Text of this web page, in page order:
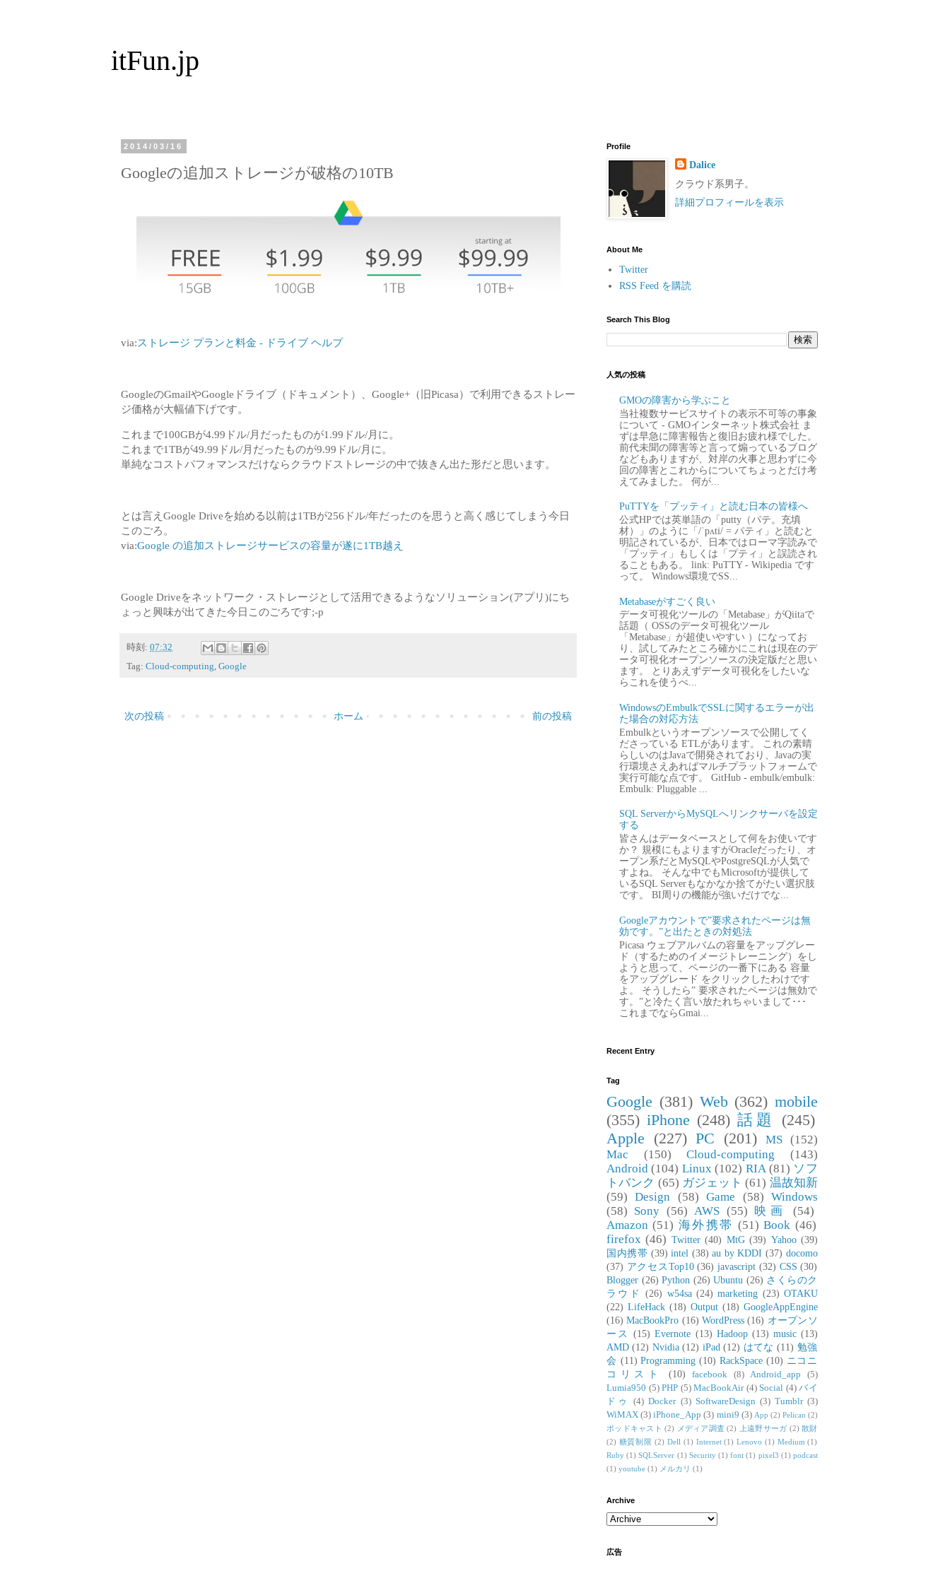
itFun.jp
2014/03/16
Googleの追加ストレージが破格の10TB
via:ストレージ プランと料金 - ドライブ ヘルプ
GoogleのGmailやGoogleドライブ（ドキュメント）、Google+（旧Picasa）で利用できるストレー
ジ価格が大幅値下げです。
これまで100GBが4.99ドル/月だったものが1.99ドル/月に。
これまで1TBが49.99ドル/月だったものが9.99ドル/月に。
単純なコストパフォマンスだけならクラウドストレージの中で抜きん出た形だと思います。
とは言えGoogle Driveを始める以前は1TBが256ドル/年だったのを思うと高く感じてしまう今日
このごろ。
via:Google の追加ストレージサービスの容量が遂に1TB越え
Google Driveをネットワーク・ストレージとして活用できるようなソリューション(アプリ)にち
ょっと興味が出てきた今日このごろです;-p
時刻: 07:32
Tag: Cloud-computing, Google
次の投稿 前の投稿
ホーム
Profile
Dalice
クラウド系男子。
詳細プロフィールを表示
About Me
Twitter
RSS Feed を購読
Search This Blog
人気の投稿
GMOの障害から学ぶこと
当社複数サービスサイトの表示不可等の事象
について - GMOインターネット株式会社 ま
ずは早急に障害報告と復旧お疲れ様でした。
前代未聞の障害等と言って煽っているブログ
などもありますが、対岸の火事と思わずに今
回の障害とこれからについてちょっとだけ考
えてみました。 何が...
PuTTYを「プッティ」と読む日本の皆様へ
公式HPでは英単語の「putty（パテ。充填
材）」のように「/ˈpʌti/ = パティ」と読むと
明記されているが、日本ではローマ字読みで
「プッティ」もしくは「プティ」と誤読され
ることもある。 link: PuTTY - Wikipedia です
って。 Windows環境でSS...
Metabaseがすごく良い
データ可視化ツールの「Metabase」がQiitaで
話題（ OSSのデータ可視化ツール
「Metabase」が超使いやすい ）になってお
り、試してみたところ確かにこれは現在のデ
ータ可視化オープンソースの決定版だと思い
ます。 とりあえずデータ可視化をしたいな
らこれを使うべ...
WindowsのEmbulkでSSLに関するエラーが出
た場合の対応方法
Embulkというオープンソースで公開してく
ださっている ETLがあります。 これの素晴
らしいのはJavaで開発されており、Javaの実
行環境さえあればマルチプラットフォームで
実行可能な点です。 GitHub - embulk/embulk:
Embulk: Pluggable ...
SQL ServerからMySQLへリンクサーバを設定
する
皆さんはデータベースとして何をお使いです
か？ 規模にもよりますがOracleだったり、オ
ープン系だとMySQLやPostgreSQLが人気で
すよね。 そんな中でもMicrosoftが提供して
いるSQL Serverもなかなか捨てがたい選択肢
です。 BI周りの機能が強いだけでな...
Googleアカウントで”要求されたページは無
効です。”と出たときの対処法
Picasa ウェブアルバムの容量をアップグレー
ド（するためのイメージトレーニング）をし
ようと思って、ページの一番下にある 容量
をアップグレード をクリックしたわけです
よ。 そうしたら” 要求されたページは無効で
す。”と冷たく言い放たれちゃいまして･･･
これまでならGmai...
Recent Entry
Tag
Google (381) Web (362) mobile
(355) iPhone (248) 話題
(245)
Apple (227) PC (201) MS (152)
Mac
(150) Cloud-computing
(143)
Android (104) Linux (102) RIA (81) ソフ
トバンク (65) ガジェット (61) 温故知新
(59)
Design (58) Game (58) Windows
(58) Sony (56) AWS (55) 映画
(54)
Amazon (51) 海外携帯 (51) Book (46)
firefox (46) Twitter (40) MtG (39) Yahoo (39)
国内携帯 (39) intel (38) au by KDDI (37) docomo
(37) アクセスTop10 (36) javascript (32) CSS (30)
Blogger (26) Python (26) Ubuntu (26) さくらのク
ラウド
(26) w54sa (24) marketing (23) OTAKU
(22) LifeHack (18) Output (18) GoogleAppEngine
(16) MacBookPro (16) WordPress (16) オープンソ
ース
(15) Evernote (13) Hadoop (13) music (13)
AMD (12) Nvidia (12) iPad (12) はてな (11) 勉強
会 (11) Programming (10) RackSpace (10) ニコニ
コリスト
(10) facebook (8) Android_app
(5)
Lumia950 (5) PHP (5) MacBookAir (4) Social (4) バイ
ドゥ
(4) Docker (3) SoftwareDesign (3) Tumblr (3)
WiMAX (3) iPhone_App (3) mini9 (3) App (2) Pelican (2)
ポッドキャスト (2) メディア調査 (2) 上遠野サーガ (2) 散財
(2) 糖質制限 (2) Dell (1) Internet (1) Lenovo (1) Medium (1)
Ruby (1) SQLServer (1) Security (1) font (1) pixel3 (1) podcast
(1) youtube (1) メルカリ (1)
Archive
広告